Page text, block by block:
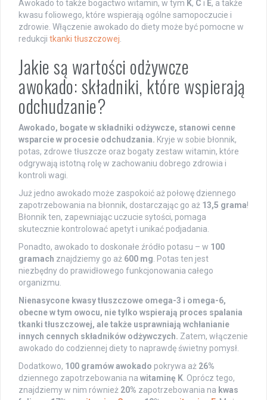
Awokado to także bogactwo witamin, w tym K, C i E, a także
kwasu foliowego, które wspierają ogólne samopoczucie i
zdrowie. Włączenie awokado do diety może być pomocne w
redukcji tkanki tłuszczowej.
Jakie są wartości odżywcze
awokado: składniki, które wspierają
odchudzanie?
Awokado, bogate w składniki odżywcze, stanowi cenne
wsparcie w procesie odchudzania. Kryje w sobie błonnik,
potas, zdrowe tłuszcze oraz bogaty zestaw witamin, które
odgrywają istotną rolę w zachowaniu dobrego zdrowia i
kontroli wagi.
Już jedno awokado może zaspokoić aż połowę dziennego
zapotrzebowania na błonnik, dostarczając go aż 13,5 grama!
Błonnik ten, zapewniając uczucie sytości, pomaga
skutecznie kontrolować apetyt i unikać podjadania.
Ponadto, awokado to doskonałe źródło potasu – w 100
gramach znajdziemy go aż 600 mg. Potas ten jest
niezbędny do prawidłowego funkcjonowania całego
organizmu.
Nienasycone kwasy tłuszczowe omega-3 i omega-6,
obecne w tym owocu, nie tylko wspierają proces spalania
tkanki tłuszczowej, ale także usprawniają wchłanianie
innych cennych składników odżywczych. Zatem, włączenie
awokado do codziennej diety to naprawdę świetny pomysł.
Dodatkowo, 100 gramów awokado pokrywa aż 26%
dziennego zapotrzebowania na witaminę K. Oprócz tego,
znajdziemy w nim również 20% zapotrzebowania na kwas